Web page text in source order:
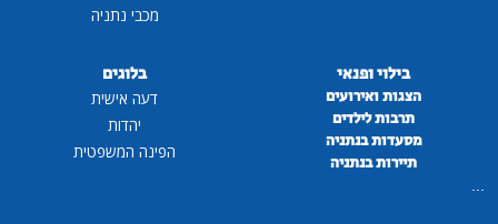
מכבי נתניה
בילוי ופנאי
הצגות ואירועים
תרבות לילדים
מסעדות בנתניה
תיירות בנתניה
...
בלוגים
דעה אישית
יהדות
הפינה המשפטית